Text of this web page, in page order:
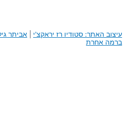
עיצוב האתר: סטודיו רז יראקצ'י אביתר
ברמה אחרת